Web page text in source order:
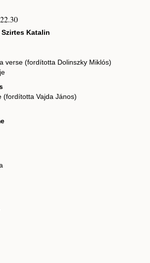
Szirtes Katalin
verse (fordította Dolinszky Miklós)
(fordította Vajda János)